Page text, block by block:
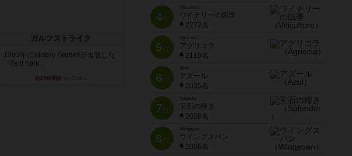
ガルフストライク
1983年にVictory Gamesが出版した
『Gulf Strik...
約23時間前
4位
Viticulture
ワイナリーの四季
2272名
5位
Agricola
アグリコラ
2119名
6位
Azul
アズール
2035名
7位
宝石の煌き
2028名
8位
Wingspan
ウイングスパン
2006名